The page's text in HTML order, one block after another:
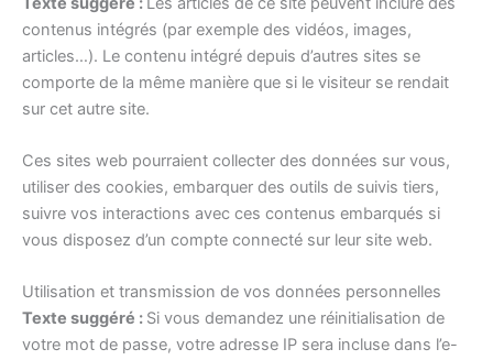
contenus intégrés (par exemple des vidéos, images,
articles…). Le contenu intégré depuis d’autres sites se
comporte de la même manière que si le visiteur se rendait
sur cet autre site.
Ces sites web pourraient collecter des données sur vous,
utiliser des cookies, embarquer des outils de suivis tiers,
suivre vos interactions avec ces contenus embarqués si
vous disposez d’un compte connecté sur leur site web.
Utilisation et transmission de vos données personnelles
Texte suggéré : Si vous demandez une réinitialisation de
votre mot de passe, votre adresse IP sera incluse dans l’e-